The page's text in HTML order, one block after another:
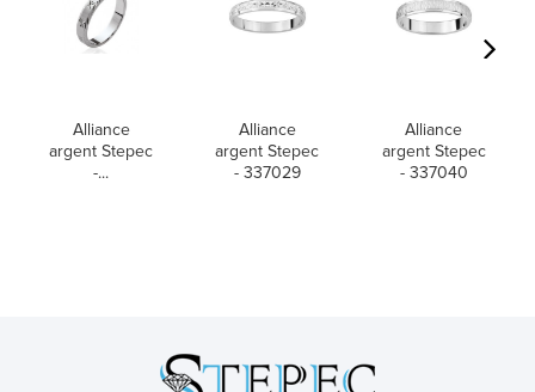
Alliance
argent Stepec
-...
Alliance
argent Stepec
- 337029
Alliance
argent Stepec
- 337040